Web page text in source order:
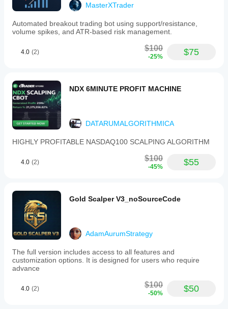
MasterXTrader
Automated breakout trading bot using support/resistance,
volume spikes, and ATR-based risk management.
4.0 (2) $100
-25% $75
NDX 6MINUTE PROFIT MACHINE
DATARUMALGORITHMICA
HIGHLY PROFITABLE NASDAQ100 SCALPING ALGORITHM
4.0 (2) $100
-45% $55
Gold Scalper V3_noSourceCode
AdamAurumStrategy
The full version includes access to all features and
customization options. It is designed for users who require
advance
4.0 (2) $100
-50% $50